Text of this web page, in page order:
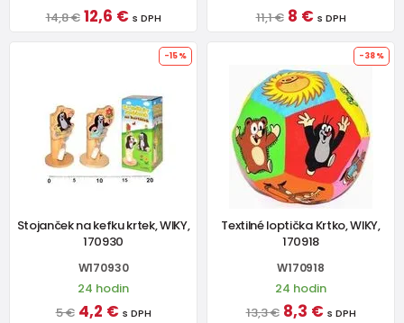
14,8 € 12,6 € s DPH
11,1 € 8 € s DPH
-15%
Stojanček na kefku krtek, WIKY,
170930
W170930
24 hodin
5 € 4,2 € s DPH
-38%
Textilné loptička Krtko, WIKY,
170918
W170918
24 hodin
13,3 € 8,3 € s DPH